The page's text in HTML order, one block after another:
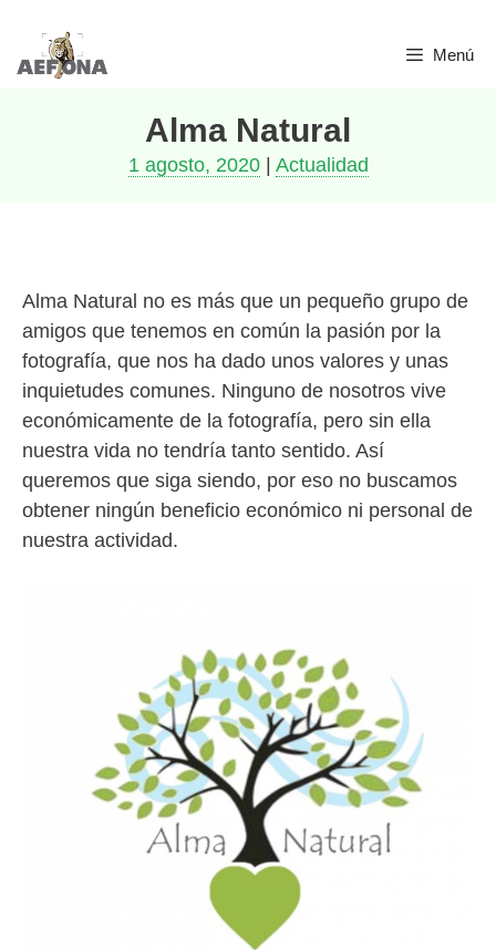
Saltar
Menú
Alma Natural
1 agosto, 2020| Actualidad
Alma Natural no es más que un pequeño grupo de
amigos que tenemos en común la pasión por la
fotografía, que nos ha dado unos valores y unas
inquietudes comunes. Ninguno de nosotros vive
económicamente de la fotografía, pero sin ella
nuestra vida no tendría tanto sentido. Así
queremos que siga siendo, por eso no buscamos
obtener ningún beneficio económico ni personal de
nuestra actividad.